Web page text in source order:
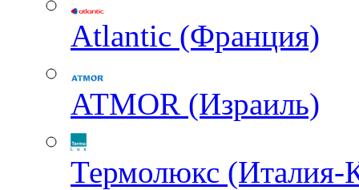
Atlantic (Франция)
ATMOR (Израиль)
Термолюкс (Италия-